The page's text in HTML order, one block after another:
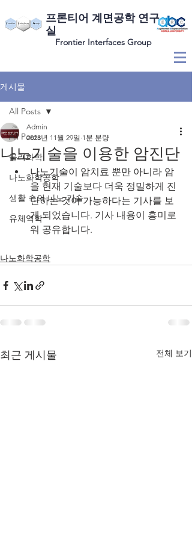
​프론티어 계면공학 연구
실
Frontier Interfaces Group
게시물
All Posts
물리화학
나노화학공학
생활 속의 나노 기술
유체역학
All Posts
나노기술을 이용한 암진단
Admin
2023년 11월 29일 1분 분량
나노기술이 암치료 뿐만 아니라 암
을 현재 기술보다 더욱 정밀하게 진
단하는 것이 가능하다는 기사를 보
게 되었습니다. 기사 내용이 흥미로
워 공유합니다.
나노화학공학
최근 게시물 전체 보기